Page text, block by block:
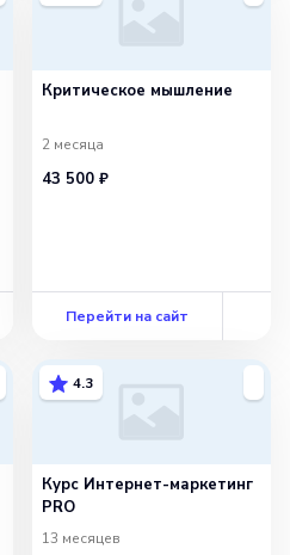
Критическое мышление
2 месяца
43 500 ₽
Перейти на сайт
4.3
Курс Интернет-маркетинг
PRO
13 месяцев